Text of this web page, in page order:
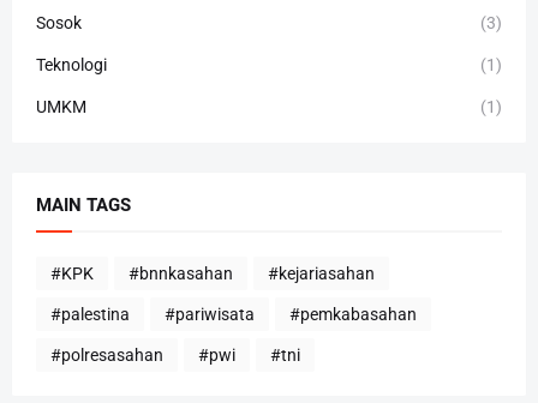
Sosok (3)
Teknologi (1)
UMKM (1)
MAIN TAGS
#KPK #bnnkasahan #kejariasahan
#palestina #pariwisata #pemkabasahan
#polresasahan #pwi #tni